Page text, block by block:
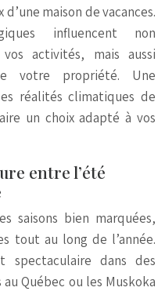
maison de vacances.
influencent non
activités, mais aussi
votre propriété. Une
réalités climatiques de
un choix adapté à vos
entre l’été
saisons bien marquées,
tout au long de l’année.
spectaculaire dans des
Québec ou les Muskoka